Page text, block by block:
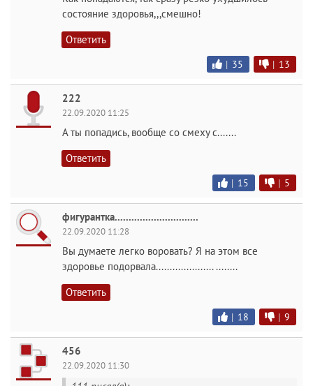
состояние здоровья,,,смешно!
Ответить
| 35 | 13
222
22.09.2020 11:25
А ты попадись, вообще со смеху с.......
Ответить
| 15 | 5
фигурантка..............................
22.09.2020 11:28
Вы думаете легко воровать? Я на этом все
здоровье подорвала..................... ........
Ответить
| 18 | 9
456
22.09.2020 11:30